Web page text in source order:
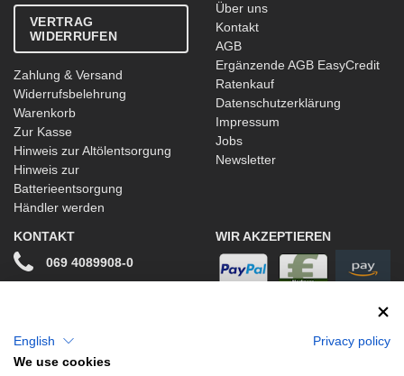
VERTRAG
WIDERRUFEN
Zahlung & Versand
Widerrufsbelehrung
Warenkorb
Zur Kasse
Hinweis zur Altölentsorgung
Hinweis zur
Batterieentsorgung
Händler werden
Über uns
Kontakt
AGB
Ergänzende AGB EasyCredit
Ratenkauf
Datenschutzerklärung
Impressum
Jobs
Newsletter
KONTAKT
069 4089908-0
Facebook
WIR AKZEPTIEREN
English
Privacy policy
We use cookies